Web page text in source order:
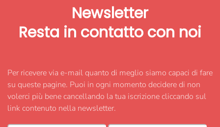
Newsletter
Resta in contatto con noi
Per ricevere via e-mail quanto di meglio siamo capaci di fare
su queste pagine. Puoi in ogni momento decidere di non
volerci più bene cancellando la tua iscrizione cliccando sul
link contenuto nella newsletter.